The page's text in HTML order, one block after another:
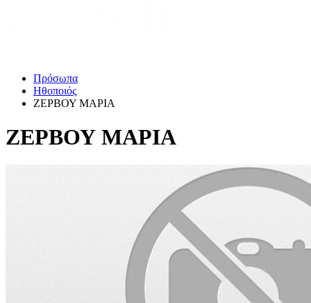
Πρόσωπα
Ηθοποιός
ΖΕΡΒΟΥ ΜΑΡΙΑ
ΖΕΡΒΟΥ ΜΑΡΙΑ